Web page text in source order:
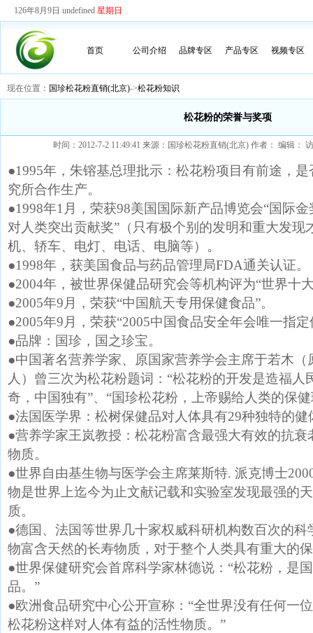
126年8月9日 undefined 星期日
首页 公司介绍 品牌专区 产品专区 视频专区
现在位置： 国珍松花粉直销(北京)->松花粉知识
松花粉的荣誉与奖项
时间：2012-7-2 11:49:41 来源：国珍松花粉直销(北京) 作者： 编辑：
●1995年，朱镕基总理批示：松花粉项目有前途，
究所合作生产。
●1998年1月，荣获98美国国际新产品博览会“国际
对人类突出贡献奖”（只有极个别的发明和重大发现
机、轿车、电灯、电话、电脑等）。
●1998年，获美国食品与药品管理局FDA通关认证。
●2004年，被世界保健品研究会等机构评为“世界十
●2005年9月，荣获“中国航天专用保健食品”。
●2005年9月，荣获“2005中国食品安全年会唯一指
●品牌：国珍，国之珍宝。
●中国著名营养学家、原国家营养学会主席于若木（
人）曾三次为松花粉题词：“松花粉的开发是造福人
奇，中国独有”、“国珍松花粉，上帝赐给人类的保
●法国医学界：松树保健品对人体具有29种独特的健
●营养学家王岚教授：松花粉富含最强大有效的抗
物质。
●世界自由基生物与医学会主席莱斯特. 派克博士
物是世界上迄今为止文献记载和实验室发现最强的
质。
●德国、法国等世界几十家权威科研机构数百次的
物富含天然的长寿物质，对于整个人类具有重大的
●世界保健研究会首席科学家林德说：“松花粉，是
品。”
●欧洲食品研究中心公开宣称：“全世界没有任何一
松花粉这样对人体有益的活性物质。”